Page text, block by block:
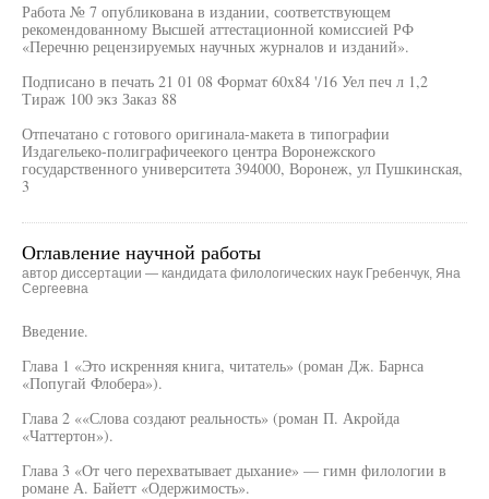
Работа № 7 опубликована в издании, соответствующем
рекомендованному Высшей аттестационной комиссией РФ
«Перечню рецензируемых научных журналов и изданий».
Подписано в печать 21 01 08 Формат 60x84 '/16 Уел печ л 1,2
Тираж 100 экз Заказ 88
Отпечатано с готового оригинала-макета в типографии
Издагельеко-полиграфичеекого центра Воронежского
государственного университета 394000, Воронеж, ул Пушкинская,
3
Оглавление научной работы
автор диссертации — кандидата филологических наук Гребенчук, Яна
Сергеевна
Введение.
Глава 1 «Это искренняя книга, читатель» (роман Дж. Барнса
«Попугай Флобера»).
Глава 2 ««Слова создают реальность» (роман П. Акройда
«Чаттертон»).
Глава 3 «От чего перехватывает дыхание» — гимн филологии в
романе А. Байетт «Одержимость».